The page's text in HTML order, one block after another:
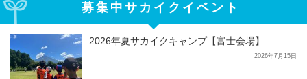
募集中サカイクイベント
2026年夏サカイクキャンプ【富士会場】
2026年7月15日